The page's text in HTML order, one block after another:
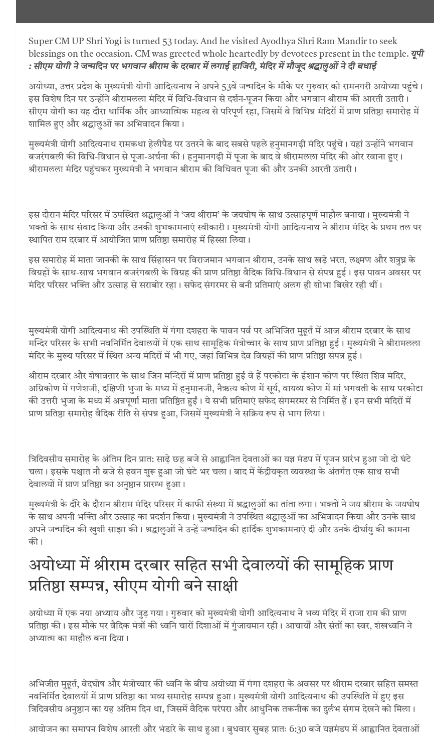
Super CM UP Shri Yogi is turned 53 today. And he visited Ayodhya Shri Ram Mandir to seek
blessings on the occasion. CM was greeted whole heartedly by devotees present in the temple. यूपी
: सीएम योगी ने जन्मदिन पर भगवान श्रीराम के दरबार में लगाई हाजिरी, मंदिर में मौजूद श्रद्धालुओं ने दी बधाई
अयोध्या, उत्तर प्रदेश के मुख्यमंत्री योगी आदित्यनाथ ने अपने 53वें जन्मदिन के मौके पर गुरुवार को रामनगरी अयोध्या पहुंचे।
इस विशेष दिन पर उन्होंने श्रीरामलला मंदिर में विधि-विधान से दर्शन-पूजन किया और भगवान श्रीराम की आरती उतारी।
सीएम योगी का यह दौरा धार्मिक और आध्यात्मिक महत्व से परिपूर्ण रहा, जिसमें वे विभिन्न मंदिरों में प्राण प्रतिष्ठा समारोह में
शामिल हुए और श्रद्धालुओं का अभिवादन किया।
मुख्यमंत्री योगी आदित्यनाथ रामकथा हेलीपैड पर उतरने के बाद सबसे पहले हनुमानगढ़ी मंदिर पहुंचे। यहां उन्होंने भगवान
बजरंगबली की विधि-विधान से पूजा-अर्चना की। हनुमानगढ़ी में पूजा के बाद वे श्रीरामलला मंदिर की ओर रवाना हुए।
श्रीरामलला मंदिर पहुंचकर मुख्यमंत्री ने भगवान श्रीराम की विधिवत पूजा की और उनकी आरती उतारी।
इस दौरान मंदिर परिसर में उपस्थित श्रद्धालुओं ने ‘जय श्रीराम’ के जयघोष के साथ उत्साहपूर्ण माहौल बनाया। मुख्यमंत्री ने
भक्तों के साथ संवाद किया और उनकी शुभकामनाएं स्वीकारी। मुख्यमंत्री योगी आदित्यनाथ ने श्रीराम मंदिर के प्रथम तल पर
स्थापित राम दरबार में आयोजित प्राण प्रतिष्ठा समारोह में हिस्सा लिया।
इस समारोह में माता जानकी के साथ सिंहासन पर विराजमान भगवान श्रीराम, उनके साथ खड़े भरत, लक्ष्मण और शत्रुघ्न के
विग्रहों के साथ-साथ भगवान बजरंगबली के विग्रह की प्राण प्रतिष्ठा वैदिक विधि-विधान से संपन्न हुई। इस पावन अवसर पर
मंदिर परिसर भक्ति और उत्साह से सराबोर रहा। सफेद संगरमर से बनी प्रतिमाएं अलग ही शोभा बिखेर रही थीं।
मुख्यमंत्री योगी आदित्यनाथ की उपस्थिति में गंगा दशहरा के पावन पर्व पर अभिजित मुहूर्त में आज श्रीराम दरबार के साथ
मन्दिर परिसर के सभी नवनिर्मित देवालयों में एक साथ सामूहिक मंत्रोच्चार के साथ प्राण प्रतिष्ठा हुई। मुख्यमंत्री ने श्रीरामलला
मंदिर के मुख्य परिसर में स्थित अन्य मंदिरों में भी गए, जहां विभिन्न देव विग्रहों की प्राण प्रतिष्ठा संपन्न हुई।
श्रीराम दरबार और शेषावतार के साथ जिन मन्दिरों में प्राण प्रतिष्ठा हुई वे हैं परकोटा के ईशान कोण पर स्थित शिव मंदिर,
अग्निकोण में गणेशजी, दक्षिणी भुजा के मध्य में हनुमानजी, नैऋत्य कोण में सूर्य, वायव्य कोण में मां भगवती के साथ परकोटा
की उत्तरी भुजा के मध्य में अन्नपूर्णा माता प्रतिष्ठित हुईं। ये सभी प्रतिमाएं सफेद संगमरमर से निर्मित हैं। इन सभी मंदिरों में
प्राण प्रतिष्ठा समारोह वैदिक रीति से संपन्न हुआ, जिसमें मुख्यमंत्री ने सक्रिय रूप से भाग लिया।
त्रिदिवसीय समारोह के अंतिम दिन प्रात: साढ़े छह बजे से आह्वानित देवताओं का यज्ञ मंडप में पूजन प्रारंभ हुआ जो दो घंटे
चला। इसके पश्चात नौ बजे से हवन शुरू हुआ जो घंटे भर चला। बाद में केंद्रीयकृत व्यवस्था के अंतर्गत एक साथ सभी
देवालयों में प्राण प्रतिष्ठा का अनुष्ठान प्रारम्भ हुआ।
मुख्यमंत्री के दौरे के दौरान श्रीराम मंदिर परिसर में काफी संख्या में श्रद्धालुओं का तांता लगा। भक्तों ने जय श्रीराम के जयघोष
के साथ अपनी भक्ति और उत्साह का प्रदर्शन किया। मुख्यमंत्री ने उपस्थित श्रद्धालुओं का अभिवादन किया और उनके साथ
अपने जन्मदिन की खुशी साझा की। श्रद्धालुओं ने उन्हें जन्मदिन की हार्दिक शुभकामनाएं दीं और उनके दीर्घायु की कामना
की।
अयोध्या में श्रीराम दरबार सहित सभी देवालयों की सामूहिक प्राण
प्रतिष्ठा सम्पन्न, सीएम योगी बने साक्षी
अयोध्या में एक नया अध्याय और जुड़ गया। गुरुवार को मुख्यमंत्री योगी आदित्यनाथ ने भव्य मंदिर में राजा राम की प्राण
प्रतिष्ठा की। इस मौके पर वैदिक मंत्रों की ध्वनि चारों दिशाओं में गुंजायमान रही। आचार्यों और संतों का स्वर, शंखध्वनि ने
अध्यात्म का माहौल बना दिया।
अभिजीत मुहूर्त, वेदघोष और मंत्रोच्चार की ध्वनि के बीच अयोध्या में गंगा दशहरा के अवसर पर श्रीराम दरबार सहित समस्त
नवनिर्मित देवालयों में प्राण प्रतिष्ठा का भव्य समारोह सम्पन्न हुआ। मुख्यमंत्री योगी आदित्यनाथ की उपस्थिति में हुए इस
त्रिदिवसीय अनुष्ठान का यह अंतिम दिन था, जिसमें वैदिक परंपरा और आधुनिक तकनीक का दुर्लभ संगम देखने को मिला।
आयोजन का समापन विशेष आरती और भंडारे के साथ हुआ। बुधवार सुबह प्रातः 6:30 बजे यज्ञमंडप में आह्वानित देवताओं
Email
Enter your email address SUBSCRIBE